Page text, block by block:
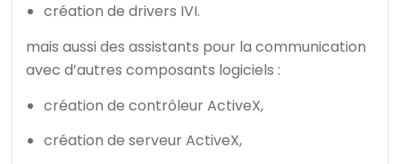
création de drivers IVI.
mais aussi des assistants pour la communication
avec d’autres composants logiciels :
création de contrôleur ActiveX,
création de serveur ActiveX,